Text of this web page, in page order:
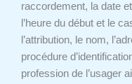
raccordement, la date
l’heure du début et le
l’attribution, le nom,
procédure
profession de l’usager